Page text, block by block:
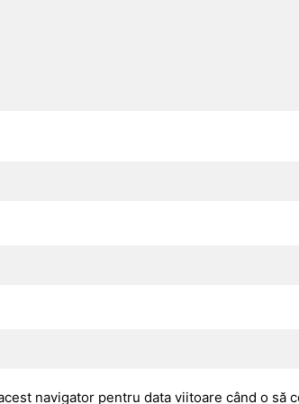
navigator pentru data viitoare când o să